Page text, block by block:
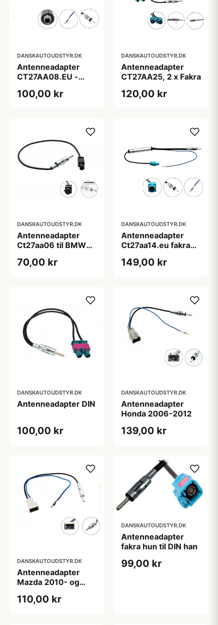
DANSKAUTOUDSTYR.DK
Antenneadapter
CT27AA08.EU -
100,00 kr
DANSKAUTOUDSTYR.DK
Antenneadapter
CT27AA25, 2 x Fakra
120,00 kr
DANSKAUTOUDSTYR.DK
Antenneadapter
Ct27aa06 til BMW
70,00 kr
DANSKAUTOUDSTYR.DK
Antenneadapter
Ct27aa14.eu fakra
149,00 kr
DANSKAUTOUDSTYR.DK
Antenneadapter DIN
100,00 kr
DANSKAUTOUDSTYR.DK
Antenneadapter
Honda 2006-2012
139,00 kr
DANSKAUTOUDSTYR.DK
Antenneadapter
Mazda 2010- og
110,00 kr
DANSKAUTOUDSTYR.DK
Antenneadapter
fakra hun til DIN han
99,00 kr